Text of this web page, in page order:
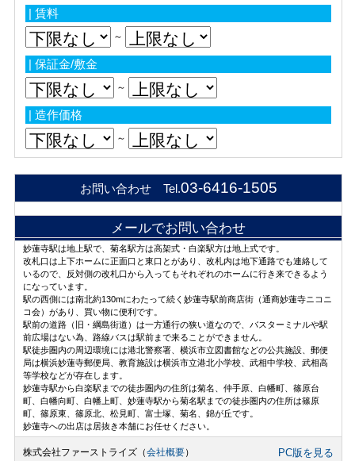
| 賃料
～
| 保証金/敷金
～
| 造作価格
～
お問い合わせ Tel.03-6416-1505
メールでお問い合わせ
妙蓮寺駅は地上駅で、菊名駅方は高架式・白楽駅方は地上式です。
改札口は上下ホームに正面口と東口とがあり、改札内は地下通路でも連絡して
いるので、反対側の改札口から入ってもそれぞれのホームに行き来できるよう
になっています。
駅の西側には南北約130mにわたって続く妙蓮寺駅前商店街（通商妙蓮寺ニコニ
コ会）があり、買い物に便利です。
駅前の道路（旧・綱島街道）は一方通行の狭い道なので、バスターミナルや駅
前広場はない為、路線バスは駅前まで来ることができません。
駅徒歩圏内の周辺環境には港北警察署、横浜市立図書館などの公共施設、郵便
局は横浜妙蓮寺郵便局、教育施設は横浜市立港北小学校、武相中学校、武相高
等学校などが存在します。
妙蓮寺駅から白楽駅までの徒歩圏内の住所は菊名、仲手原、白幡町、篠原台
町、白幡向町、白幡上町、妙蓮寺駅から菊名駅までの徒歩圏内の住所は篠原
町、篠原東、篠原北、松見町、富士塚、菊名、錦が丘です。
妙蓮寺への出店は居抜き本舗にお任せください。
株式会社ファーストライズ（会社概要） PC版を見る